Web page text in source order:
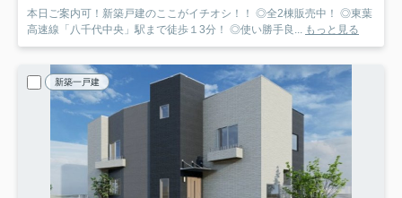
本日ご案内可！新築戸建のここがイチオシ！！ ◎全2棟販売中！ ◎東葉
高速線「八千代中央」駅まで徒歩１3分！ ◎使い勝手良...
もっと見る
新築一戸建